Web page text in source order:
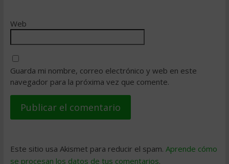
Web
Guarda mi nombre, correo electrónico y web en este
navegador para la próxima vez que comente.
Este sitio usa Akismet para reducir el spam. Aprende cómo
se procesan los datos de tus comentarios.